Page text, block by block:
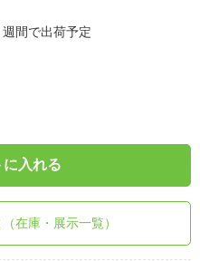
間で出荷予定
に入れる
在庫・展示一覧）